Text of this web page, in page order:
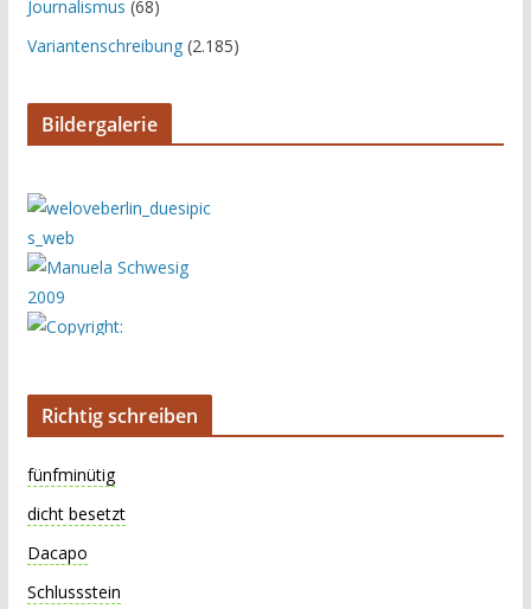
Journalismus (68)
Variantenschreibung(2.185)
Bildergalerie
Richtig schreiben
fünfminütig
dicht besetzt
Dacapo
Schlussstein